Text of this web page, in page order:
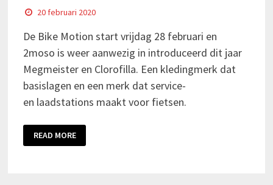
20 februari 2020
De Bike Motion start vrijdag 28 februari en
2moso is weer aanwezig in introduceerd dit jaar
Megmeister en Clorofilla. Een kledingmerk dat
basislagen en een merk dat service-
en laadstations maakt voor fietsen.
READ MORE